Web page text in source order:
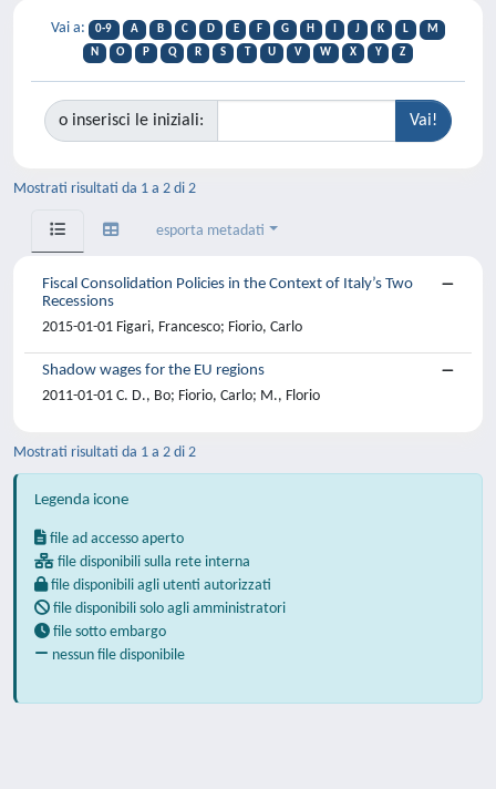
Vai a: 0-9 A B C D E F G H J K L
M
N
O P Q R S T U V W X Y Z
o inserisci le iniziali:
Mostrati risultati da 1 a 2 di 2
esporta metadati
Fiscal Consolidation Policies in the Context of Italy’s Two
Recessions
2015-01-01 Figari, Francesco; Fiorio, Carlo
Shadow wages for the EU regions
2011-01-01 C. D., Bo; Fiorio, Carlo; M., Florio
Mostrati risultati da 1 a 2 di 2
Legenda icone
file ad accesso aperto
file disponibili sulla rete interna
file disponibili agli utenti autorizzati
file disponibili solo agli amministratori
file sotto embargo
nessun file disponibile